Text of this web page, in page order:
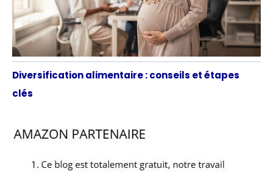
Diversification alimentaire : conseils et étapes
clés